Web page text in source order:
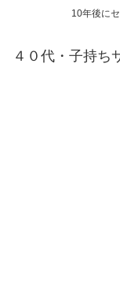
10年後に
４０代・子持ち